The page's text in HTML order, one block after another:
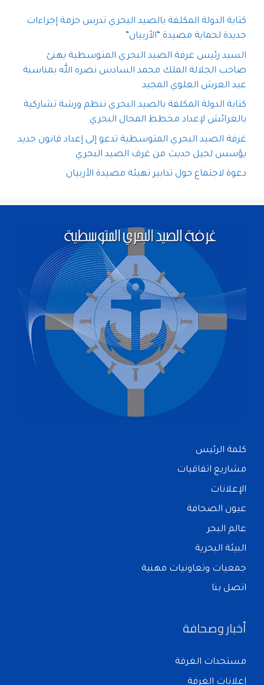
كتابة الدولة المكلفة بالصيد البحري تدرس حزمة إجراءات
جديدة لحماية مصيدة “الأربيان”
السيد رئيس غرفة الصيد البحري المتوسطية يهنئ
صاحب الجلالة الملك محمد السادس نصره الله بمناسبة
عيد العرش العلوي المجيد
كتابة الدولة المكلفة بالصيد البحري تنظم ورشة تشاركية
بالعرائش لإعداد مخطط المجال البحري
غرفة الصيد البحري المتوسطية تدعو إلى إعداد قانون جديد
يؤسس لجيل حديث من غرف الصيد البحري
دعوة لاجتماع حول تدابير تهيئة مصيدة الأربيان
كلمة الرئيس
مشاريع اتفاقيات
الإعلانات
عيون الصحافة
عالم البحر
البيئة البحرية
جمعيات وتعاونيات مهنية
اتصل بنا
أخبار وصحافة
مستجدات الغرفة
إعلانات الغرفة